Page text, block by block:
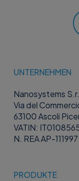
UNTERNEHMEN
Nanosystems
Via del
63100 Ascoli
VATIN:
N. REA AP-111997
PRODUKTE